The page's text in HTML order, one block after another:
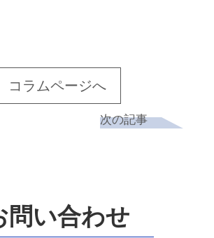
コラムページへ
次の記事
問い合わせ